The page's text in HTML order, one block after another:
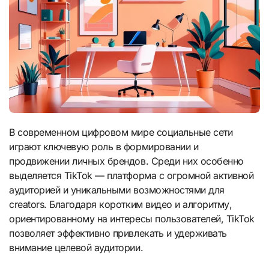
В современном цифровом мире социальные сети
играют ключевую роль в формировании и
продвижении личных брендов. Среди них особенно
выделяется TikTok — платформа с огромной активной
аудиторией и уникальными возможностями для
creators. Благодаря коротким видео и алгоритму,
ориентированному на интересы пользователей, TikTok
позволяет эффективно привлекать и удерживать
внимание целевой аудитории.